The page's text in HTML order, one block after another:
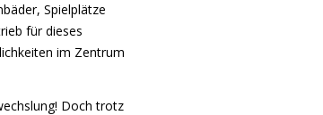
Spielplätze
für dieses
im Zentrum
Doch trotz